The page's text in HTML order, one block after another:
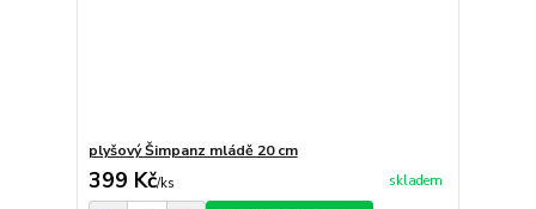
plyšový Šimpanz mládě 20 cm
399 Kč/ks skladem